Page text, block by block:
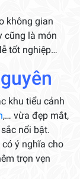
không gian
cũng là món
tốt nghiệp…
khu tiểu cảnh
,… vừa đẹp mắt,
nổi bật.
ý nghĩa cho
trọn vẹn